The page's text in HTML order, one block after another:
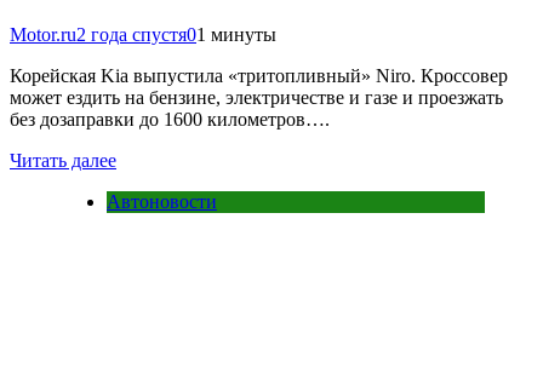
Motor.ru2 года спустя01 минуты
Корейская Kia выпустила «тритопливный» Niro. Кроссовер
может ездить на бензине, электричестве и газе и проезжать
без дозаправки до 1600 километров….
Читать далее
Автоновости